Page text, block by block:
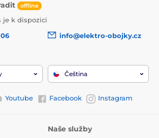
offline
je k dispozici
info@elektro-obojky.cz
Čeština
Youtube Facebook Instagram
Naše služby